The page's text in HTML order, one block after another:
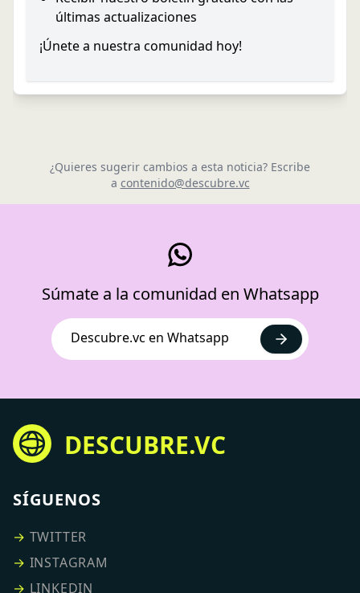
últimas actualizaciones
¡Únete a nuestra comunidad hoy!
¿Quieres sugerir cambios a esta noticia? Escribe
a contenido@descubre.vc
Súmate a la comunidad en Whatsapp
Descubre.vc en Whatsapp
DESCUBRE.VC
SÍGUENOS
→ TWITTER
→ INSTAGRAM
→ LINKEDIN